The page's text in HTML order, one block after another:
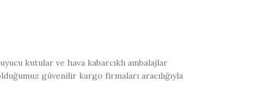
kutular ve hava kabarcıklı ambalajlar
güvenilir kargo firmaları aracılığıyla